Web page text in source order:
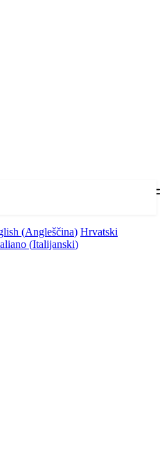
(Angleščina) Hrvatski
(Italijanski)